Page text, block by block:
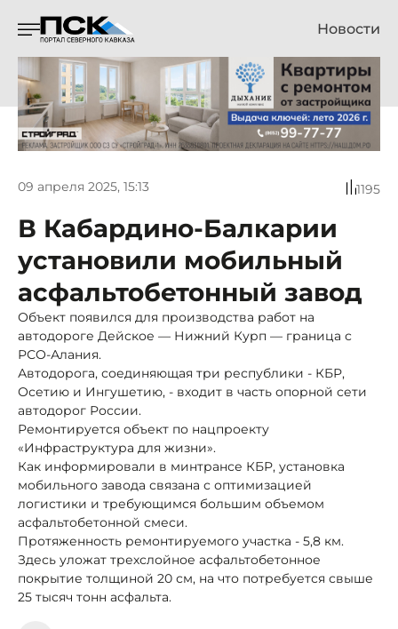
Новости
09 апреля 2025, 15:13 1195
В Кабардино-Балкарии
установили мобильный
асфальтобетонный завод
Объект появился для производства работ на
автодороге Дейское — Нижний Курп — граница с
РСО-Алания.
Автодорога, соединяющая три республики - КБР,
Осетию и Ингушетию, - входит в часть опорной сети
автодорог России.
Ремонтируется объект по нацпроекту
«Инфраструктура для жизни».
Как информировали в минтрансе КБР, установка
мобильного завода связана с оптимизацией
логистики и требующимся большим объемом
асфальтобетонной смеси.
Протяженность ремонтируемого участка - 5,8 км.
Здесь уложат трехслойное асфальтобетонное
покрытие толщиной 20 см, на что потребуется свыше
25 тысяч тонн асфальта.